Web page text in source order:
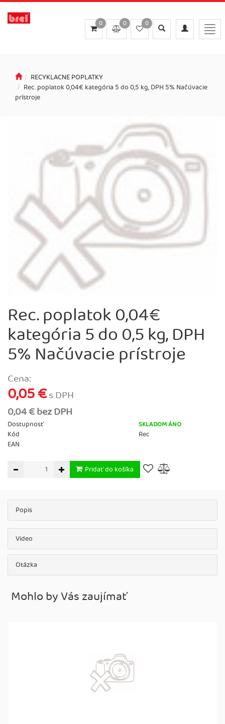
Toggle
navigation
Toggle
search
0
0
0
RECYKLACNE POPLATKY
Rec. poplatok 0,04€ kategória 5 do 0,5 kg, DPH 5% Načúvacie
prístroje
Rec. poplatok 0,04€
kategória 5 do 0,5 kg, DPH
5% Načúvacie prístroje
Cena:
0,05 €s DPH
0,04 € bez DPH
Dostupnosť SKLADOM ÁNO
Kód
Rec
EAN
Pridať do košíka
Popis
Video
Otázka
Mohlo by Vás zaujímať